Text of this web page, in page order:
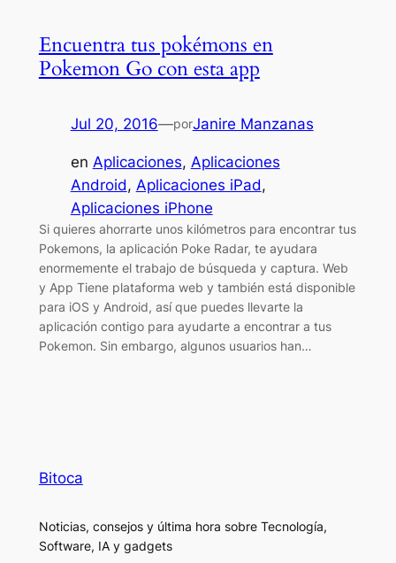
Encuentra tus pokémons en
Pokemon Go con esta app
Jul 20, 2016—porJanire Manzanas
en Aplicaciones, Aplicaciones
Android, Aplicaciones iPad
Aplicaciones iPhone
Si quieres ahorrarte unos kilómetros para encontrar tus
Pokemons, la aplicación Poke Radar, te ayudara
enormemente el trabajo de búsqueda y captura. Web
y App Tiene plataforma web y también está disponible
para iOS y Android, así que puedes llevarte la
aplicación contigo para ayudarte a encontrar a tus
Pokemon. Sin embargo, algunos usuarios han…
Bitoca
Noticias, consejos y última hora sobre Tecnología,
Software, IA y gadgets